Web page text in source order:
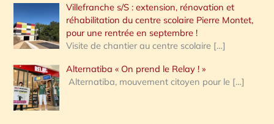
Villefranche s/S : extension, rénovation et
réhabilitation du centre scolaire Pierre Montet,
pour une rentrée en septembre !
Visite de chantier au centre scolaire […]
Alternatiba « On prend le Relay ! »
Alternatiba, mouvement citoyen pour le […]